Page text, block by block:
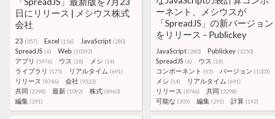
日にリリース | メシウス株式
会社
23 (357) Excel (156) JavaScript (280)
SpreadJS (6) Web (10593)
アプリ (5976) ウス (18) メシ (14)
ライブラリ (175) リアルタイム (691)
リリース (8746) 会社 (9322)
共同 (2298) 最新 (1092) 株式 (8960)
編集 (291)
ーネント、メシウスが
「SpreadJS」の新バージョン
をリリース – Publickey
JavaScript (280) Publickey (3250)
SpreadJS (6) ウス (18)
コンポーネント (65) バージョン (1003)
メシ (14) リアルタイム (691)
リリース (8746) 共同 (2298)
可能な (305) 編集 (291) 計算 (192)